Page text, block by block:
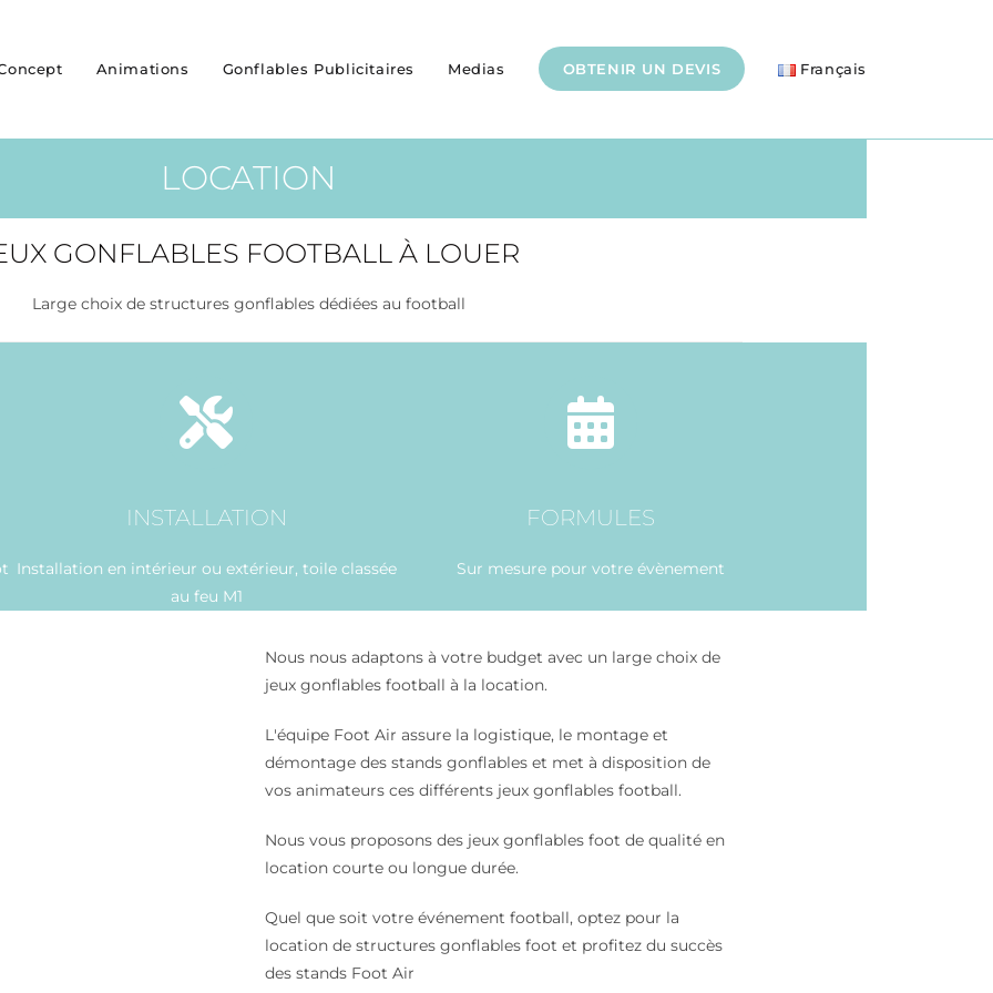
Animations Gonflables Publicitaires Medias OBTENIR UN DEVIS Français
LOCATION
GONFLABLES FOOTBALL À LOUER
Large choix de structures gonflables dédiées au football
INSTALLATION
Installation en intérieur ou extérieur, toile classée
au feu M1
FORMULES
Sur mesure pour votre évènement
Nous nous adaptons à votre budget avec un large choix de
jeux gonflables football à la location.
L'équipe Foot Air assure la logistique, le montage et
démontage des stands gonflables et met à disposition de
vos animateurs ces différents jeux gonflables football.
Nous vous proposons des jeux gonflables foot de qualité en
location courte ou longue durée.
Quel que soit votre événement football, optez pour la
location de structures gonflables foot et profitez du succès
des stands Foot Air